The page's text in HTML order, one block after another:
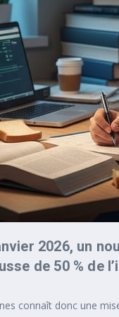
2026, un
de 50 % de
connaît donc une